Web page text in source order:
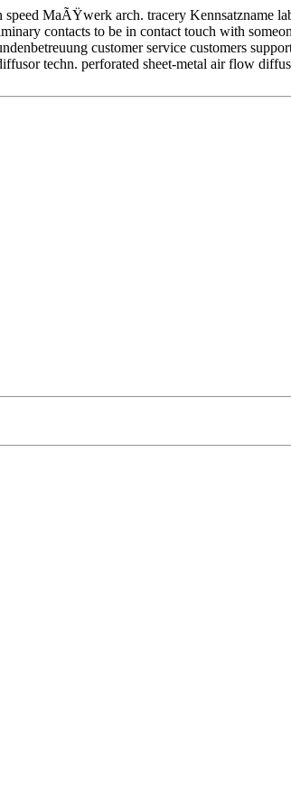
MaÃŸwerk arch. tracery Kennsatzname
contacts to be in contact touch with
customer service customers
techn. perforated sheet-metal air flow